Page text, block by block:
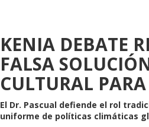
KENIA DEBATE
FALSA
CULTURAL
El Dr. Pascual defiende el rol
uniforme de políticas climáticas